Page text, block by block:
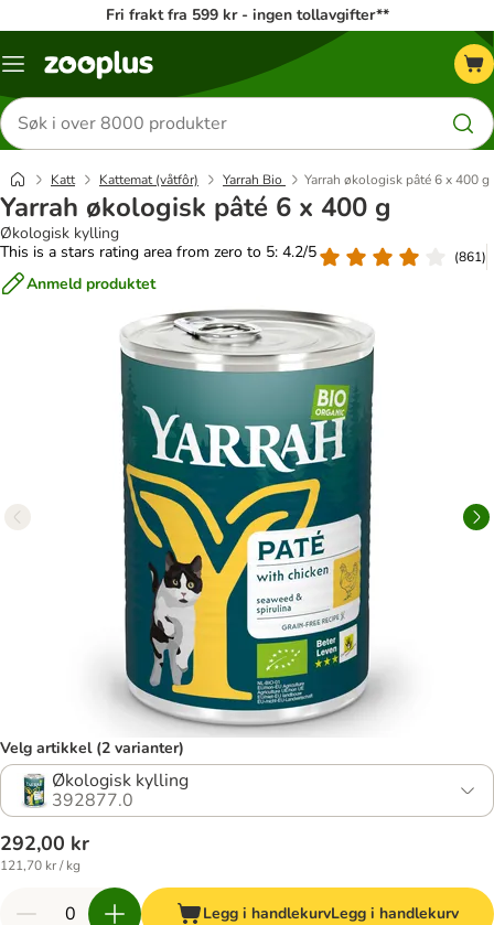
Fri frakt fra 599 kr - ingen tollavgifter**
Katalogmeny
Søk
etter
produkter
Katt Kattemat (våtfôr) Yarrah Bio Yarrah økologisk pâté 6 x 400 g
Yarrah økologisk pâté 6 x 400 g
Økologisk kylling
This is a stars rating area from zero to 5: 4.2/5
(861)
Anmeld produktet
Velg artikkel (2 varianter)
Økologisk kylling
392877.0
292,00 kr
121,70 kr / kg
Legg i handlekurvLegg i handlekurv